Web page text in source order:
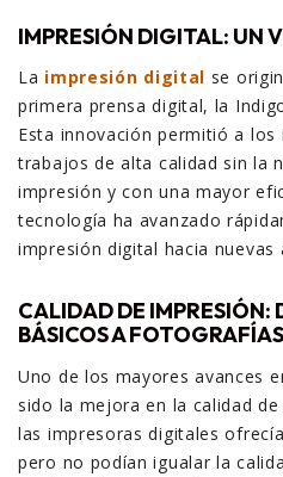
IMPRESIÓN DIGITAL: UN
La impresión digital se
primera prensa digital, la
Esta innovación permitió a
trabajos de alta calidad sin la
impresión y con una mayor
tecnología ha avanzado
impresión digital hacia nuevas
CALIDAD DE IMPRESIÓN:
BÁSICOS A
Uno de los mayores avances
sido la mejora en la calidad
las impresoras digitales
pero no podían igualar la